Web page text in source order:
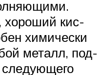
хоро­ший кис­
хими­че­ски
металл, под­
сле­ду­ю­ще­го